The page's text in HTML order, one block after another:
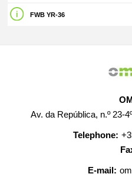
FWB YR-36
Av. da República, n.º 23-
Telephone:
E-mail: